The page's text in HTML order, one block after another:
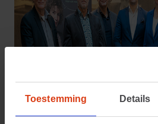
Toestemming Details